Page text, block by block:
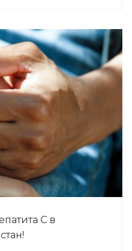
С в